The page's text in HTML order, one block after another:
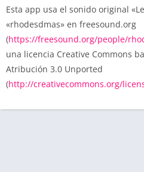
Esta app usa el sonido original
«rhodesdmas» en freesound.org
(https://freesound.org/people/
una licencia Creative Commons
Atribución 3.0 Unported
(http://creativecommons.org/